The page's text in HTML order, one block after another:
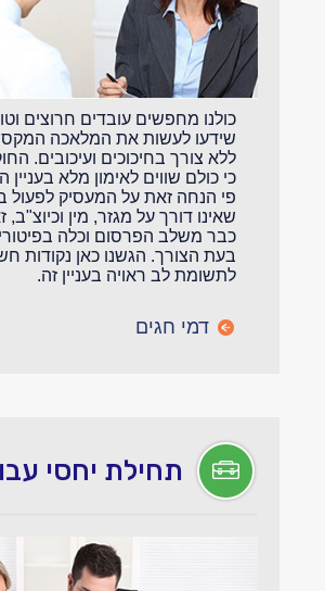
כולנו מחפשים עובדים חרוצים
שידעו לעשות את המלאכה
ללא צורך בחיכוכים ועיכובים.
כי כולם שווים לאימון מלא בעניין
פי הנחה זאת על המעסיק לפעול
שאינו דורך על מגזר, מין וכיוצ"ב,
כבר משלב הפרסום וכלה
בעת הצורך. הגשנו כאן נקודות
לתשומת לב ראויה בעניין זה.
דמי חגים
תחילת יחסי